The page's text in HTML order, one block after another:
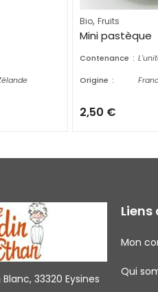
Bio, Fruits
Mini pastèque
Contenance
Origine
2,50 €
33320 Eysines
Mon
Qui